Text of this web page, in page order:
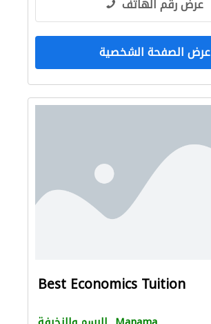
عرض رقم الهاتف
عرض الصفحة الشخصية
Best Economics Tuition